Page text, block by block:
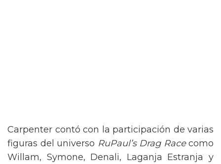
Carpenter contó con la participación de varias
figuras del universo RuPaul’s Drag Racecomo
Willam, Symone, Denali, Laganja Estranja y